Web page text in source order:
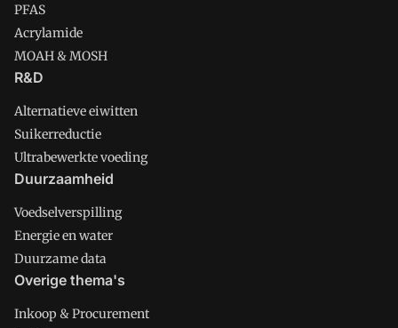
PFAS
Acrylamide
MOAH & MOSH
R&D
Alternatieve eiwitten
Suikerreductie
Ultrabewerkte voeding
Duurzaamheid
Voedselverspilling
Energie en water
Duurzame data
Overige thema's
Inkoop & Procurement